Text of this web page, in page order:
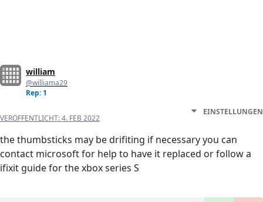
william
@williama29
Rep: 1
VERÖFFENTLICHT:4. FEB 2022
EINSTELLUNGEN
the thumbsticks may be drifiting if necessary you can
contact microsoft for help to have it replaced or follow a
ifixit guide for the xbox series S